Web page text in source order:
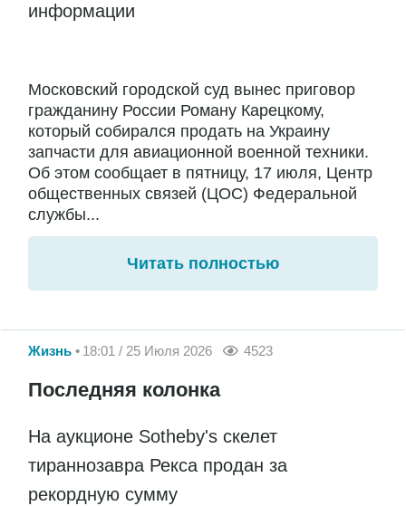
информации
Московский городской суд вынес приговор
гражданину России Роману Карецкому,
который собирался продать на Украину
запчасти для авиационной военной техники.
Об этом сообщает в пятницу, 17 июля, Центр
общественных связей (ЦОС) Федеральной
службы...
Читать полностью
Жизнь 18:01 / 25 Июля 2026 4523
Последняя колонка
На аукционе Sotheby's скелет
тираннозавра Рекса продан за
рекордную сумму